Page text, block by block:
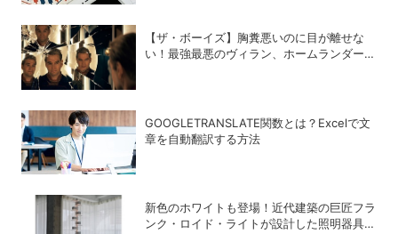
【ザ・ボーイズ】胸糞悪いのに目が離せな
い！最強最悪のヴィラン、ホームランダーの
GOOGLETRANSLATE関数とは？Excelで文
章を自動翻訳する方法
新色のホワイトも登場！近代建築の巨匠フラ
ンク・ロイド・ライトが設計した照明器具の